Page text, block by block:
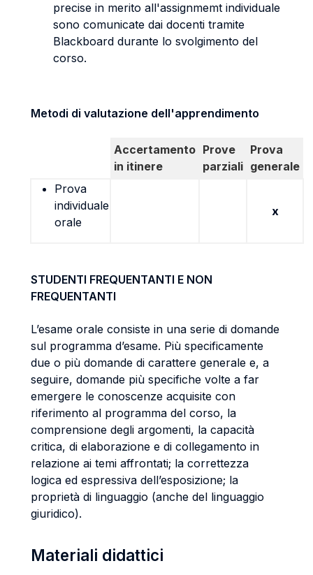
precise in merito all'assignmemt individuale
sono comunicate dai docenti tramite
Blackboard durante lo svolgimento del
corso.
Metodi di valutazione dell'apprendimento
Accertamento
in itinere
Prove
parziali
Prova
generale
Prova
individuale
orale
x
STUDENTI FREQUENTANTI E NON
FREQUENTANTI
L’esame orale consiste in una serie di domande
sul programma d’esame. Più specificamente
due o più domande di carattere generale e, a
seguire, domande più specifiche volte a far
emergere le conoscenze acquisite con
riferimento al programma del corso, la
comprensione degli argomenti, la capacità
critica, di elaborazione e di collegamento in
relazione ai temi affrontati; la correttezza
logica ed espressiva dell’esposizione; la
proprietà di linguaggio (anche del linguaggio
giuridico).
Materiali didattici